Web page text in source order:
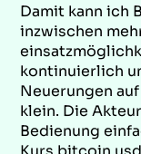
Damit kann ich
inzwischen
kontinuierlich
Neuerungen
klein. Die
Bedienung